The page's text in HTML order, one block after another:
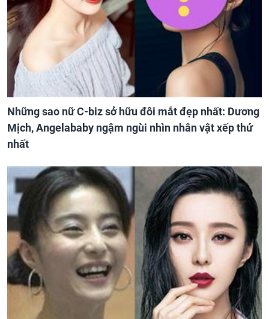
Những sao nữ C-biz sở hữu đôi mắt đẹp nhất: Dương
Mịch, Angelababy ngậm ngùi nhìn nhân vật xếp thứ
nhất